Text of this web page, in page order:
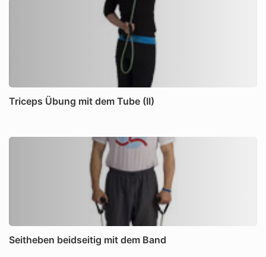
Triceps Übung mit dem Tube (II)
Seitheben beidseitig mit dem Band